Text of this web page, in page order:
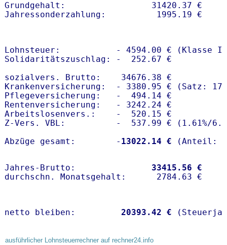
Grundgehalt:                 31420.37 €
Lohnsteuer:           - 4594.00 € (Klasse I)
Solidaritätszuschlag: -  252.67 €
sozialvers. Brutto:    34676.38 €
Krankenversicherung:  - 3380.95 € (Satz:
Pflegeversicherung:   -  494.14 €
Rentenversicherung:   - 3242.24 €
Arbeitslosenvers.:    -  520.15 €
Z-Vers. VBL:          -  537.99 € ( 1.61%/
Abzüge gesamt:        - 13022.14 €
Jahres-Brutto: 33415.56 €
netto bleiben: 20393.42 €
ausführlicher Lohnsteuerrechner auf rechner24.info